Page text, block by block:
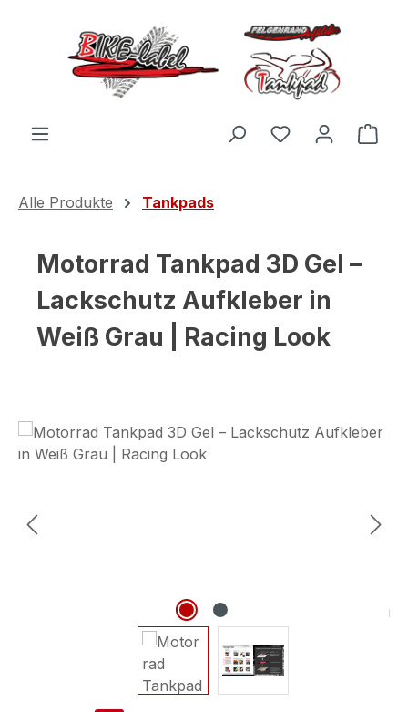
Zum Hauptinhalt springen
Du hast 0
Alle Produkte Tankpads
Motorrad Tankpad 3D Gel –
Lackschutz Aufkleber in
Weiß Grau | Racing Look
Bildergalerie überspringen